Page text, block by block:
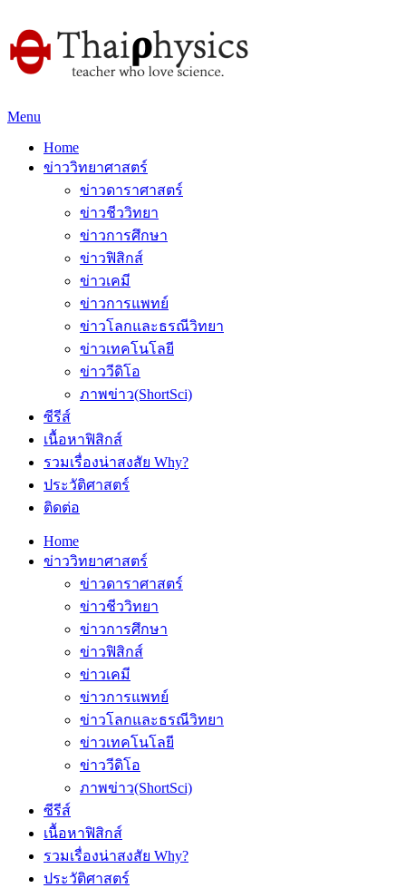
Menu
Home
ข่าววิทยาศาสตร์
ข่าวดาราศาสตร์
ข่าวชีววิทยา
ข่าวการศึกษา
ข่าวฟิสิกส์
ข่าวเคมี
ข่าวการแพทย์
ข่าวโลกและธรณีวิทยา
ข่าวเทคโนโลยี
ข่าววีดิโอ
ภาพข่าว(ShortSci)
ซีรีส์
เนื้อหาฟิสิกส์
รวมเรื่องน่าสงสัย Why?
ประวัติศาสตร์
ติดต่อ
Home
ข่าววิทยาศาสตร์
ข่าวดาราศาสตร์
ข่าวชีววิทยา
ข่าวการศึกษา
ข่าวฟิสิกส์
ข่าวเคมี
ข่าวการแพทย์
ข่าวโลกและธรณีวิทยา
ข่าวเทคโนโลยี
ข่าววีดิโอ
ภาพข่าว(ShortSci)
ซีรีส์
เนื้อหาฟิสิกส์
รวมเรื่องน่าสงสัย Why?
ประวัติศาสตร์